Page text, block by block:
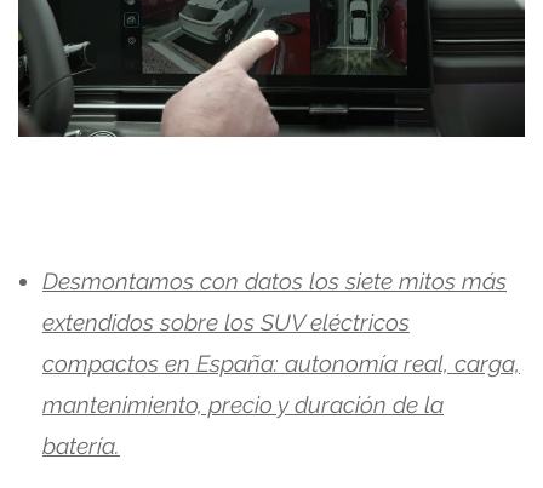
Desmontamos con datos los siete mitos más
extendidos sobre los SUV eléctricos
compactos en España: autonomía real, carga,
mantenimiento, precio y duración de la
batería.